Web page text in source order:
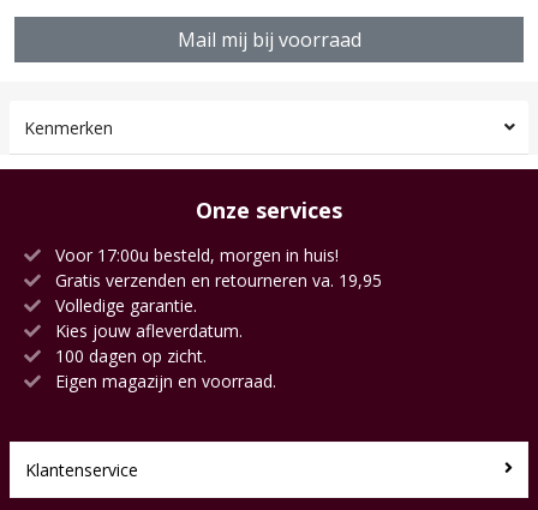
Mail mij bij voorraad
Kenmerken
Onze services
Voor 17:00u besteld, morgen in huis!
Gratis verzenden en retourneren va. 19,95
Volledige garantie.
Kies jouw afleverdatum.
100 dagen op zicht.
Eigen magazijn en voorraad.
Klantenservice